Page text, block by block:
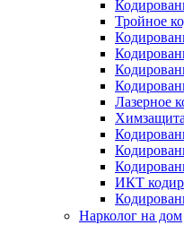
Тройное
Лазерное
ИКТ
Нарколог на дом